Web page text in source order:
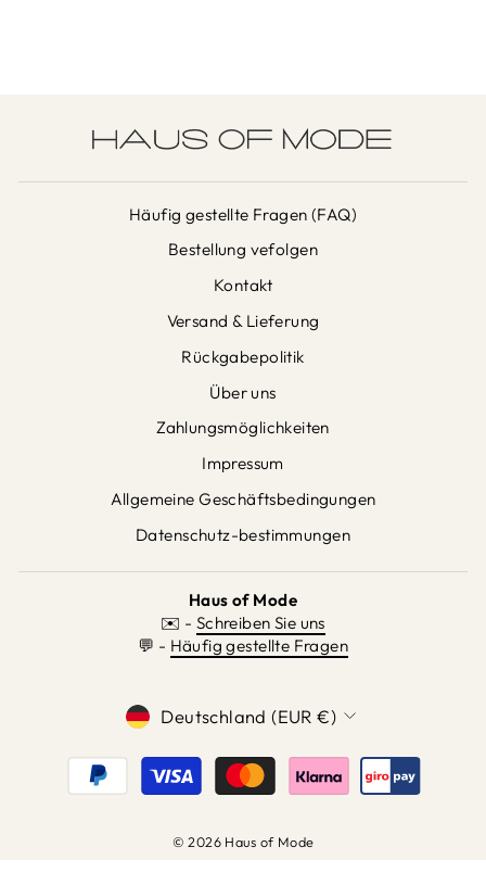
Häufig gestellte Fragen (FAQ)
Bestellung vefolgen
Kontakt
Versand & Lieferung
Rückgabepolitik
Über uns
Zahlungsmöglichkeiten
Impressum
Allgemeine Geschäftsbedingungen
Datenschutz-bestimmungen
Haus of Mode
✉️ - Schreiben Sie uns
💬 - Häufig gestellte Fragen
WÄHRUNG
Deutschland (EUR €)
© 2026 Haus of Mode